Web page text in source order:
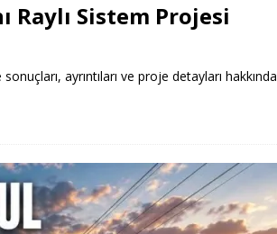
Raylı Sistem Projesi
ayrıntıları ve proje detayları hakkında